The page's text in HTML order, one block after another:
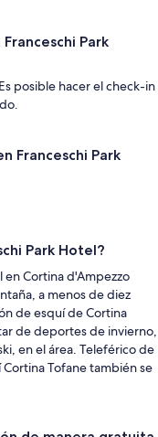
Park
posible hacer el check-in
Franceschi Park
Park Hotel?
en Cortina d'Ampezzo
a menos de diez
de esquí de Cortina
de deportes de invierno,
en el área. Teleférico de
Tofane también se